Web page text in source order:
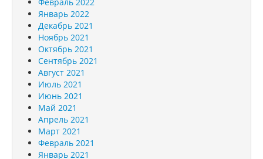
Январь 2022
Декабрь 2021
Ноябрь 2021
Октябрь 2021
Сентябрь 2021
Август 2021
Июль 2021
Июнь 2021
Май 2021
Апрель 2021
Март 2021
Февраль 2021
Январь 2021